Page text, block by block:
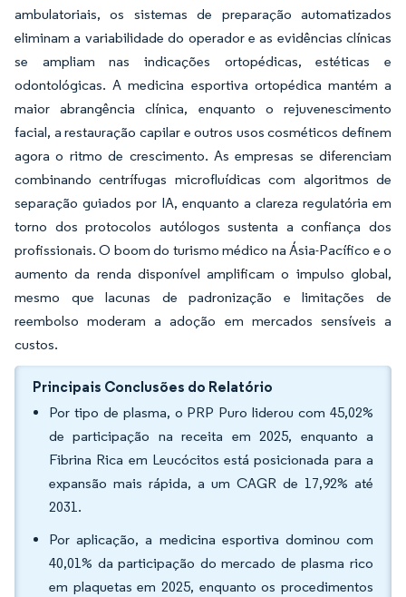
ambulatoriais, os sistemas de preparação automatizados
eliminam a variabilidade do operador e as evidências clínicas
se ampliam nas indicações ortopédicas, estéticas e
odontológicas. A medicina esportiva ortopédica mantém a
maior abrangência clínica, enquanto o rejuvenescimento
facial, a restauração capilar e outros usos cosméticos definem
agora o ritmo de crescimento. As empresas se diferenciam
combinando centrífugas microfluídicas com algoritmos de
separação guiados por IA, enquanto a clareza regulatória em
torno dos protocolos autólogos sustenta a confiança dos
profissionais. O boom do turismo médico na Ásia-Pacífico e o
aumento da renda disponível amplificam o impulso global,
mesmo que lacunas de padronização e limitações de
reembolso moderam a adoção em mercados sensíveis a
custos.
Principais Conclusões do Relatório
Por tipo de plasma, o PRP Puro liderou com 45,02%
de participação na receita em 2025, enquanto a
Fibrina Rica em Leucócitos está posicionada para a
expansão mais rápida, a um CAGR de 17,92% até
2031.
Por aplicação, a medicina esportiva dominou com
40,01% da participação do mercado de plasma rico
em plaquetas em 2025, enquanto os procedimentos